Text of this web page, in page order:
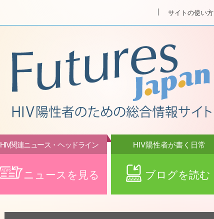
サイトの使い方
ニュースを見る
HIV関連ニュース・ヘッドライン
ブログを読む
HIV陽性者が書く日常